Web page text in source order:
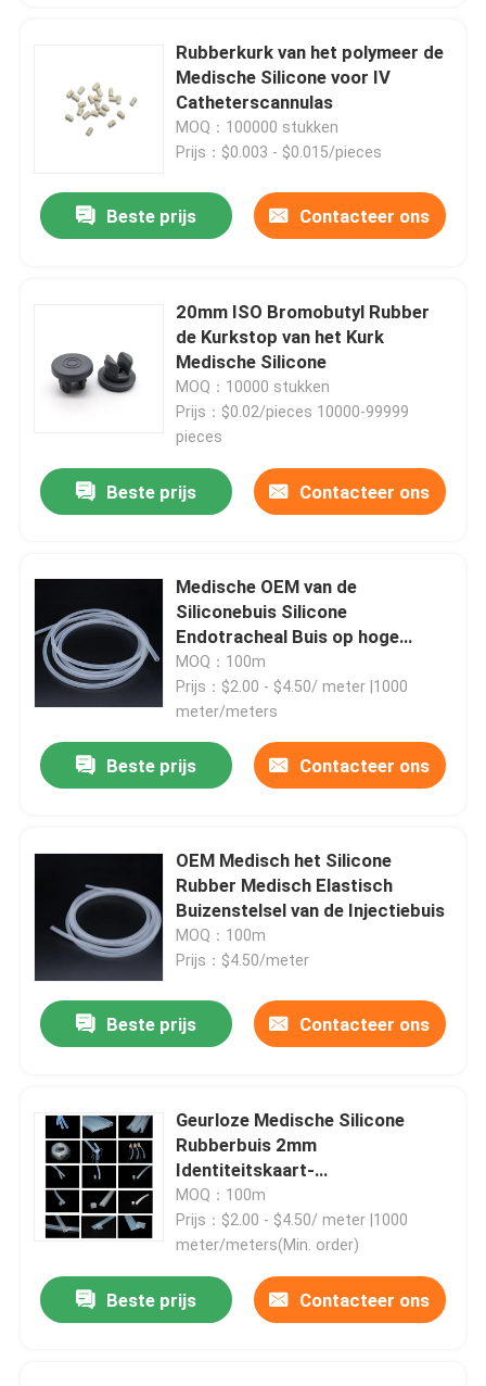
Thuis
Over ons
Fabrieksreis
Kwaliteitscontrole
Vraag een offerte aan
Medisch Siliconerubber
Medische Rubberkurk
Rubberkurk van het polymeer de
Medische Silicone voor IV
Catheterscannulas
MOQ：100000 stukken
Prijs：$0.003 - $0.015/pieces
Beste prijs Contacteer ons
20mm ISO Bromobutyl Rubber
de Kurkstop van het Kurk
Medische Silicone
MOQ：10000 stukken
Prijs：$0.02/pieces 10000-99999
pieces
Beste prijs Contacteer ons
Medische OEM van de
Siliconebuis Silicone
Endotracheal Buis op hoge
temperatuur
MOQ：100m
Prijs：$2.00 - $4.50/ meter |1000
meter/meters
Beste prijs Contacteer ons
OEM Medisch het Silicone
Rubber Medisch Elastisch
Buizenstelsel van de Injectiebuis
MOQ：100m
Prijs：$4.50/meter
Beste prijs Contacteer ons
Geurloze Medische Silicone
Rubberbuis 2mm
Identiteitskaart-
Siliconebuizenstelsel
MOQ：100m
Prijs：$2.00 - $4.50/ meter |1000
meter/meters(Min. order)
Beste prijs Contacteer ons